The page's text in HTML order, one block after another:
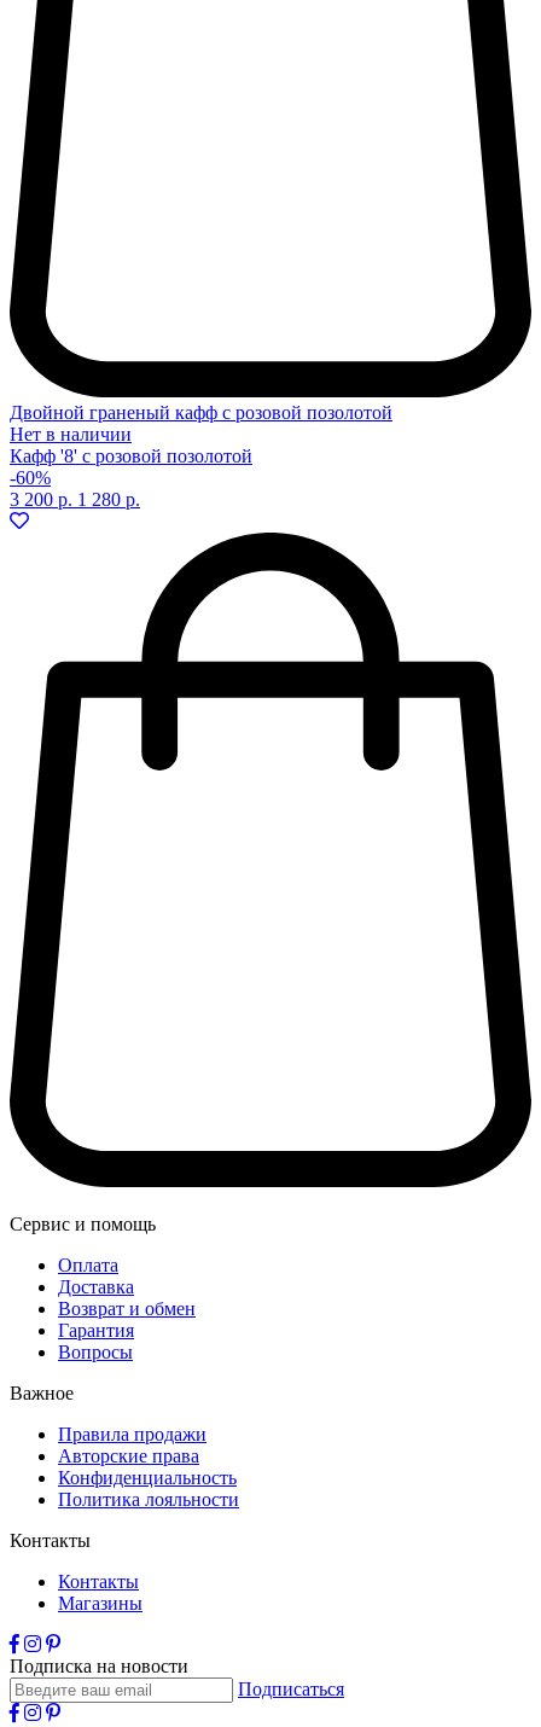
Двойной граненый кафф с розовой позолотой
Нет в наличии
Кафф '8' с розовой позолотой
-60%
3 200 р. 1 280 р.
Сервис и помощь
Оплата
Доставка
Возврат и обмен
Гарантия
Вопросы
Важное
Правила продажи
Авторские права
Конфиденциальность
Политика лояльности
Контакты
Контакты
Магазины
Подписка на новости
Подписаться